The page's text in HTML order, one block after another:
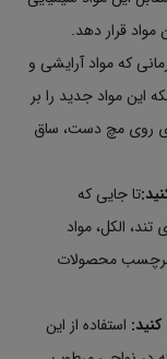
قرار دهد.
که مواد آرایشی و
این مواد جدید را بر
روی مچ دست، ساق
تا جایی که
الکل، مواد
برچسب محصولات
استفاده از این